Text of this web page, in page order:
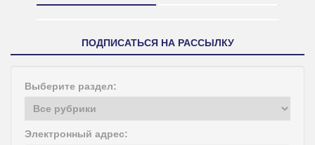
ПОДПИСАТЬСЯ НА РАССЫЛКУ
Выберите раздел:
Электронный адрес: